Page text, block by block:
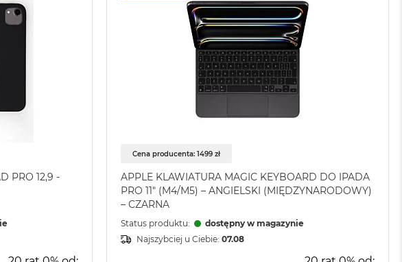
PRO 12,9 -
Cena producenta: 1499 zł
APPLE KLAWIATURA MAGIC KEYBOARD DO IPADA
PRO 11" (M4/M5) – ANGIELSKI (MIĘDZYNARODOWY)
– CZARNA
Status produktu:
dostępny w magazynie
Najszybciej u Ciebie: 07.08